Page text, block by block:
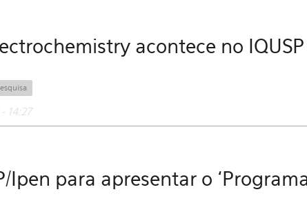
acontece no IQUSP
14:27
Ipen para apresentar o